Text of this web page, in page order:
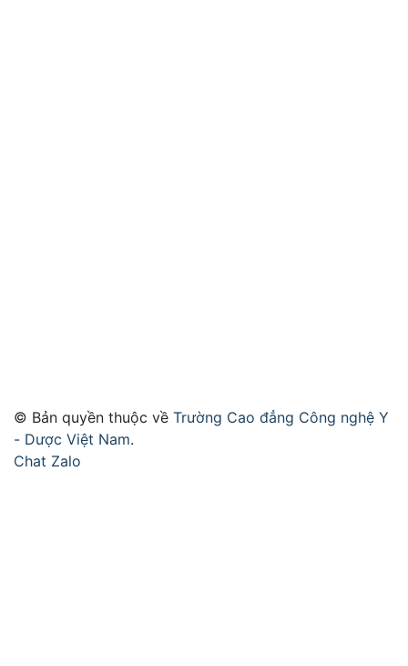
© Bản quyền thuộc về Trường Cao đẳng Công nghệ Y
- Dược Việt Nam.
Chat Zalo